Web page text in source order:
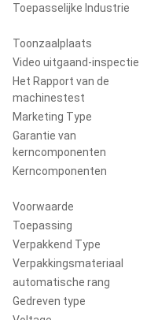
Toepasselijke Industrie
Toonzaalplaats
Video uitgaand-inspectie
Het Rapport van de
machinestest
Marketing Type
Garantie van
kerncomponenten
Kerncomponenten
Voorwaarde
Toepassing
Verpakkend Type
Verpakkingsmateriaal
automatische rang
Gedreven type